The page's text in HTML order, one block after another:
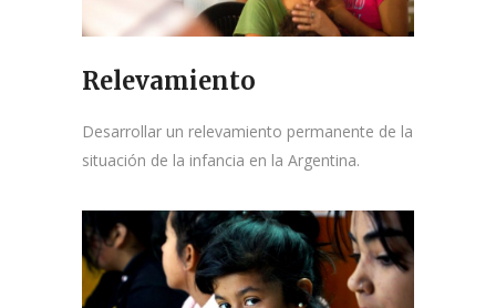
Relevamiento
Desarrollar un relevamiento permanente de la
situación de la infancia en la Argentina.